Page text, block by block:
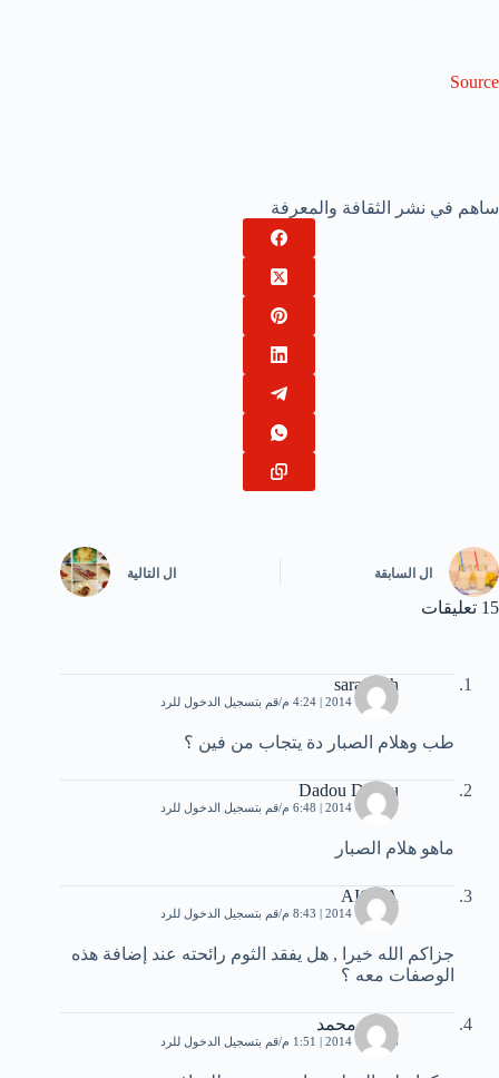
Source
ساهم في نشر الثقافة والمعرفة
ال السابقة ال التالية
15 تعليقات
saraswah
7 أكتوبر، 2014 | 4:24 م قم بتسجيل الدخول للرد
طب وهلام الصبار دة يتجاب من فين ؟
Dadou Dadou
7 أكتوبر، 2014 | 6:48 م قم بتسجيل الدخول للرد
ماهو هلام الصبار
AICHA
7 أكتوبر، 2014 | 8:43 م قم بتسجيل الدخول للرد
جزاكم الله خيرا , هل يفقد الثوم رائحته عند إضافة هذه
الوصفات معه ؟
مروة محمد
8 أكتوبر، 2014 | 1:51 م قم بتسجيل الدخول للرد